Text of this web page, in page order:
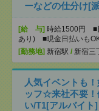
ーなどの仕分け[
[給 与] 時給1500円 ■
あり) ■現金日払いも
[勤務地] 新宿駅 / 新宿三
人気イベントも
ッフ☆来社不要！
い/T1[アルバイト]